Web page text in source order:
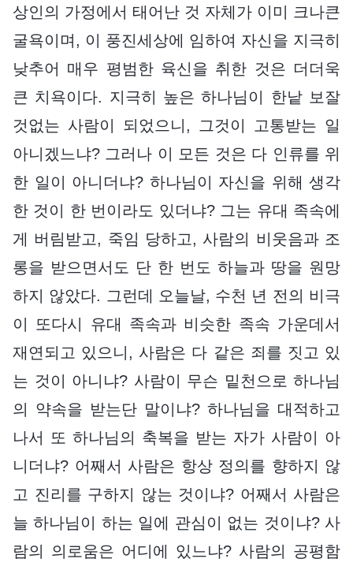
상인의 가정에서 태어난 것 자체가 이미 크나큰
굴욕이며, 이 풍진세상에 임하여 자신을 지극히
낮추어 매우 평범한 육신을 취한 것은 더더욱
큰 치욕이다. 지극히 높은 하나님이 한낱 보잘
것없는 사람이 되었으니, 그것이 고통받는 일
아니겠느냐? 그러나 이 모든 것은 다 인류를 위
한 일이 아니더냐? 하나님이 자신을 위해 생각
한 것이 한 번이라도 있더냐? 그는 유대 족속에
게 버림받고, 죽임 당하고, 사람의 비웃음과 조
롱을 받으면서도 단 한 번도 하늘과 땅을 원망
하지 않았다. 그런데 오늘날, 수천 년 전의 비극
이 또다시 유대 족속과 비슷한 족속 가운데서
재연되고 있으니, 사람은 다 같은 죄를 짓고 있
는 것이 아니냐? 사람이 무슨 밑천으로 하나님
의 약속을 받는단 말이냐? 하나님을 대적하고
나서 또 하나님의 축복을 받는 자가 사람이 아
니더냐? 어째서 사람은 항상 정의를 향하지 않
고 진리를 구하지 않는 것이냐? 어째서 사람은
늘 하나님이 하는 일에 관심이 없는 것이냐? 사
람의 의로움은 어디에 있느냐? 사람의 공평함